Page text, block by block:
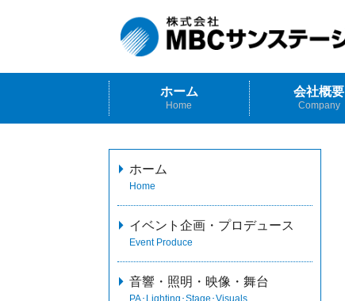
ホーム
Home
会社概要
Company
ホーム
Home
イベント企画・プロデュース
Event Produce
音響・照明・映像・舞台
PA･Lighting･Stage･Visuals